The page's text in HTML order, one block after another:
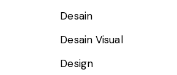
Desain
Desain Visual
Design